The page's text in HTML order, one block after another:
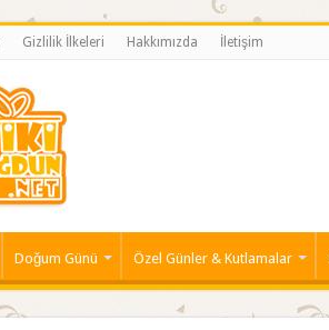
Gizlilik İlkeleri Hakkımızda İletişim
Doğum Günü Özel Günler & Kutlamalar